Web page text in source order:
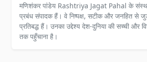
मणिशंकर पांडेय Rashtriya Jagat Pahal के
प्रबंध संपादक हैं। वे निष्पक्ष, सटीक और जनहित से
प्रतिबद्ध हैं। उनका उद्देश्य देश-दुनिया की सच्ची और
तक पहुँचाना है।